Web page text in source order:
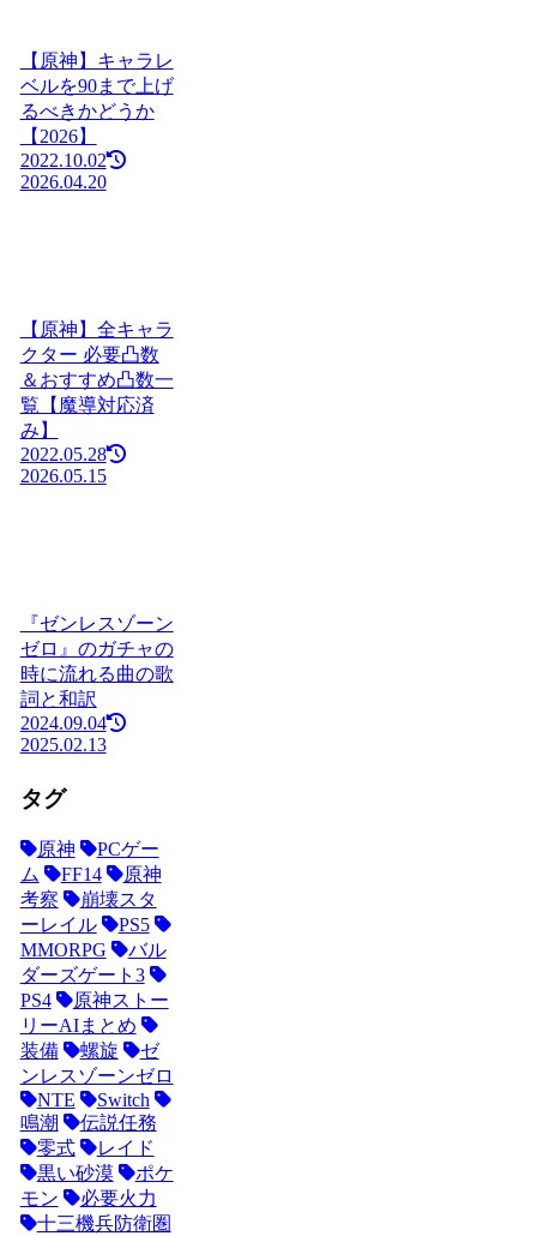
【原神】キャラレ
ベルを90まで上げ
るべきかどうか
【2026】
2022.10.02
2026.04.20
【原神】全キャラ
クター 必要凸数
＆おすすめ凸数一
覧【魔導対応済
み】
2022.05.28
2026.05.15
『ゼンレスゾーン
ゼロ』のガチャの
時に流れる曲の歌
詞と和訳
2024.09.04
2025.02.13
タグ
原神
PCゲー
ム
FF14
原神
考察
崩壊スタ
ーレイル
PS5
MMORPG
バル
ダーズゲート3
PS4
原神ストー
リーAIまとめ
装備
螺旋
ゼ
ンレスゾーンゼロ
NTE
Switch
鳴潮
伝説任務
零式
レイド
黒い砂漠
ポケ
モン
必要火力
十三機兵防衛圏